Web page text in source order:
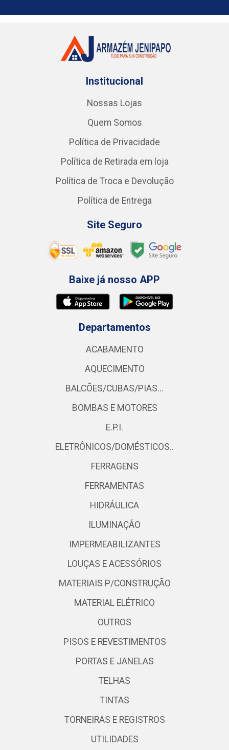
Institucional
Nossas Lojas
Quem Somos
Política de Privacidade
Política de Retirada em loja
Política de Troca e Devolução
Política de Entrega
Site Seguro
Baixe já nosso APP
Departamentos
ACABAMENTO
AQUECIMENTO
BALCÕES/CUBAS/PIAS...
BOMBAS E MOTORES
E.P.I.
ELETRÔNICOS/DOMÉSTICOS..
FERRAGENS
FERRAMENTAS
HIDRÁULICA
ILUMINAÇÃO
IMPERMEABILIZANTES
LOUÇAS E ACESSÓRIOS
MATERIAIS P/CONSTRUÇÃO
MATERIAL ELÉTRICO
OUTROS
PISOS E REVESTIMENTOS
PORTAS E JANELAS
TELHAS
TINTAS
TORNEIRAS E REGISTROS
UTILIDADES